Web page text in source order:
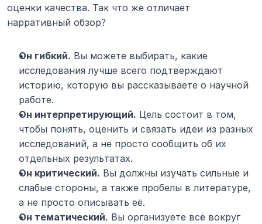
оценки качества. Так что же отличает
нарративный обзор?
Он гибкий. Вы можете выбирать, какие
исследования лучше всего подтверждают
историю, которую вы рассказываете о научной
работе.
Он интерпретирующий. Цель состоит в том,
чтобы понять, оценить и связать идеи из разных
исследований, а не просто сообщить об их
отдельных результатах.
Он критический. Вы должны изучать сильные и
слабые стороны, а также пробелы в литературе,
а не просто описывать её.
Он тематический. Вы организуете всё вокруг